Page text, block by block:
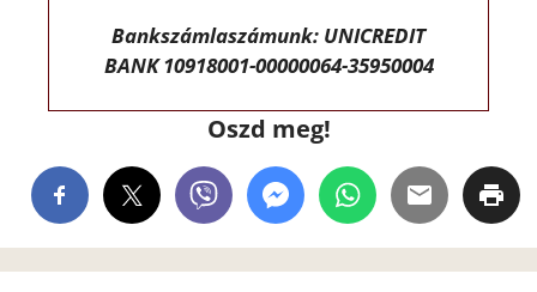
Bankszámlaszámunk: UNICREDIT
BANK 10918001-00000064-35950004
Oszd meg!